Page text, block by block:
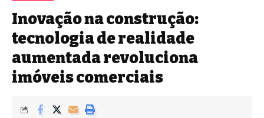
Inovação na construção:
tecnologia de realidade
aumentada revoluciona
imóveis comerciais